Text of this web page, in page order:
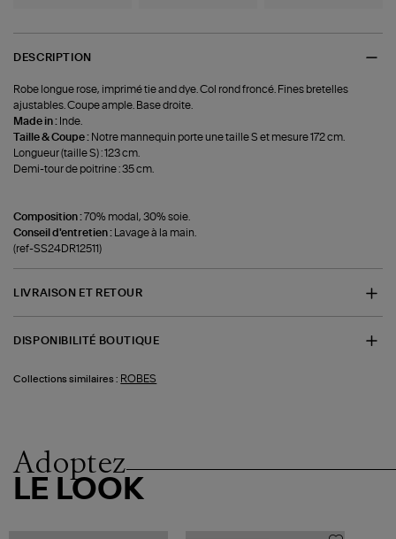
DESCRIPTION
Robe longue rose, imprimé tie and dye. Col rond froncé. Fines bretelles
ajustables. Coupe ample. Base droite.
Made in : Inde.
Taille & Coupe : Notre mannequin porte une taille S et mesure 172 cm.
Longueur (taille S) : 123 cm.
Demi-tour de poitrine : 35 cm.
Composition : 70% modal, 30% soie.
Conseil d'entretien : Lavage à la main.
(ref-SS24DR12511)
LIVRAISON ET RETOUR
DISPONIBILITÉ BOUTIQUE
Collections similaires : ROBES
Adoptez
LE LOOK